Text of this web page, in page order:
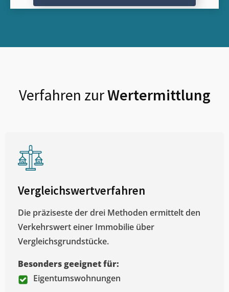
Verfahren zurWertermittlung
Vergleichswertverfahren
Die präziseste der drei Methoden ermittelt den
Verkehrswert einer Immobilie über
Vergleichsgrundstücke.
Besonders geeignet für:
Eigentumswohnungen